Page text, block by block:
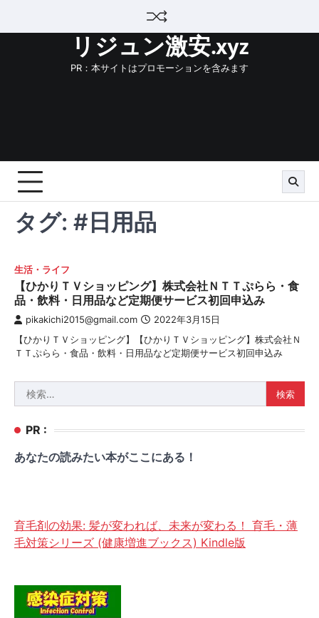
リジュン激安.xyz
PR：本サイトはプロモーションを含みます
タグ: #日用品
生活・ライフ
【ひかりＴＶショッピング】株式会社ＮＴＴぷらら・食
品・飲料・日用品など定期便サービス初回申込み
pikakichi2015@gmail.com 2022年3月15日
【ひかりＴＶショッピング】【ひかりＴＶショッピング】株式会社Ｎ
ＴＴぷらら・食品・飲料・日用品など定期便サービス初回申込み
索:
PR :
あなたの読みたい本がここにある！
育毛剤の効果: 髪が変われば、未来が変わる！ 育毛・薄
毛対策シリーズ (健康増進ブックス) Kindle版